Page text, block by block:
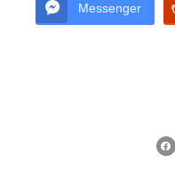
Messenger